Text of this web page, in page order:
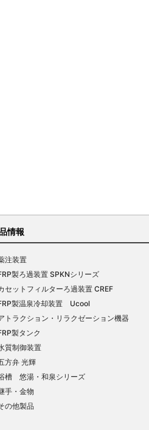
情報
注装置
製ろ過装置 SPKNシリーズ
セットフィルターろ過装置 CREF
製温泉冷却装置 Ucool
トラクション・リラクゼーション機器
製タンク
質制御装置
方弁 光輝
槽 悠湯・和泉シリーズ
手・金物
の他製品